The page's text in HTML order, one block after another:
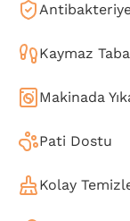
Kaymaz
Makinada
Pati Dostu
Kolay